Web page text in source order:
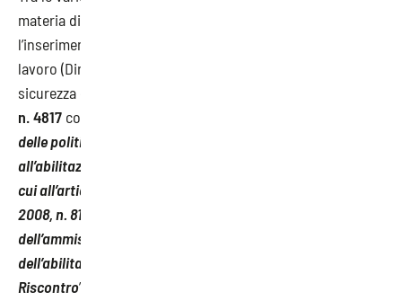
materia di salute e sicurezza correlate al Testo Unico c’è
l’inserimento di una nota dell’Ispettorato nazionale del
lavoro (Direzione Centrale per la tutela, la vigilanza e la
sicurezza del lavoro). La
n. 4817 con oggetto: “
delle politiche sociali 7 agosto 2020, n. 94, relativo
all’abilitazione alla conduzione dei generatori di vapore di
cui all’articolo 73-bis, comma 2, decreto legislativo 9 aprile
2008, n. 81. Ambito applicazione. Formazione ai fini
dell’ammissione all’esame per il conseguimento
dell’abilitazione alla conduzione di generatori di vapore.
Riscontro”;